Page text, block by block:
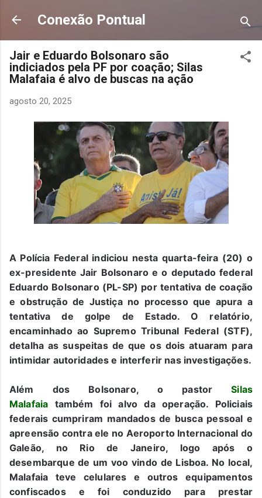
Pular para o conteúdo principal
Conexão Pontual
Jair e Eduardo Bolsonaro são
indiciados pela PF por coação; Silas
Malafaia é alvo de buscas na ação
agosto 20, 2025
A Polícia Federal indiciou nesta quarta-feira (20) o
ex-presidente Jair Bolsonaro e o deputado federal
Eduardo Bolsonaro (PL-SP) por tentativa de coação
e obstrução de Justiça no processo que apura a
tentativa de golpe de Estado. O relatório,
encaminhado ao Supremo Tribunal Federal (STF),
detalha as suspeitas de que os dois atuaram para
intimidar autoridades e interferir nas investigações.
Além dos Bolsonaro, o pastorSilas
Malafaia também foi alvo da operação. Policiais
federais cumpriram mandados de busca pessoal e
apreensão contra ele no Aeroporto Internacional do
Galeão, no Rio de Janeiro, logo após o
desembarque de um voo vindo de Lisboa. No local,
Malafaia teve celulares e outros equipamentos
confiscados e foi conduzido para prestar